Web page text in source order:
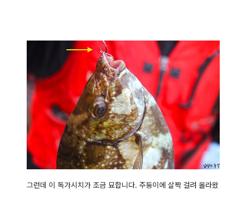
그런데 이 독가시치가 조금 묘합니다. 주둥이에 살짝 걸려 올라왔